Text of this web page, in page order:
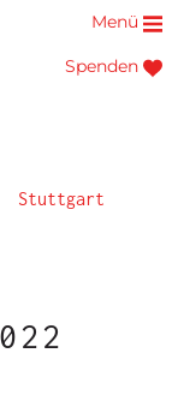
Spenden
Menü
Stuttgart